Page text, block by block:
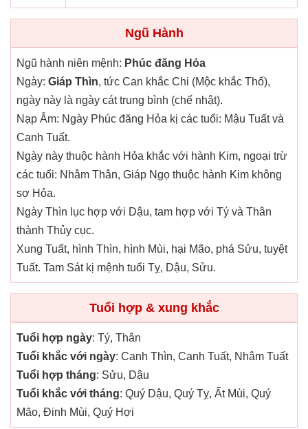
Ngũ Hành
Ngũ hành niên mệnh: Phúc đăng Hỏa
Ngày: Giáp Thìn, tức Can khắc Chi (Mộc khắc Thổ),
ngày này là ngày cát trung bình (chế nhật).
Nạp Âm: Ngày Phúc đăng Hỏa kị các tuổi: Mậu Tuất và
Canh Tuất.
Ngày này thuộc hành Hỏa khắc với hành Kim, ngoại trừ
các tuổi: Nhâm Thân, Giáp Ngọ thuộc hành Kim không
sợ Hỏa.
Ngày Thìn lục hợp với Dậu, tam hợp với Tý và Thân
thành Thủy cục.
Xung Tuất, hình Thìn, hình Mùi, hại Mão, phá Sửu, tuyệt
Tuất. Tam Sát kị mệnh tuổi Tỵ, Dậu, Sửu.
Tuổi hợp & xung khắc
Tuổi hợp ngày: Tý, Thân
Tuổi khắc với ngày: Canh Thìn, Canh Tuất, Nhâm Tuất
Tuổi hợp tháng: Sửu, Dậu
Tuổi khắc với tháng: Quý Dậu, Quý Tỵ, Ất Mùi, Quý
Mão, Đinh Mùi, Quý Hợi